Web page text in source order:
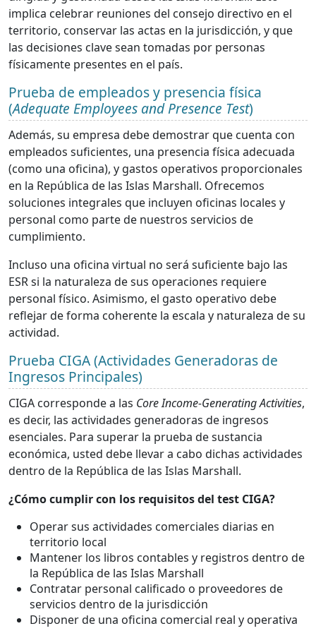
implica celebrar reuniones del consejo directivo en el
territorio, conservar las actas en la jurisdicción, y que
las decisiones clave sean tomadas por personas
físicamente presentes en el país.
Prueba de empleados y presencia física
(Adequate Employees and Presence Test)
Además, su empresa debe demostrar que cuenta con
empleados suficientes, una presencia física adecuada
(como una oficina), y gastos operativos proporcionales
en la República de las Islas Marshall. Ofrecemos
soluciones integrales que incluyen oficinas locales y
personal como parte de nuestros servicios de
cumplimiento.
Incluso una oficina virtual no será suficiente bajo las
ESR si la naturaleza de sus operaciones requiere
personal físico. Asimismo, el gasto operativo debe
reflejar de forma coherente la escala y naturaleza de su
actividad.
Prueba CIGA (Actividades Generadoras de
Ingresos Principales)
CIGA corresponde a las Core Income-Generating Activities,
es decir, las actividades generadoras de ingresos
esenciales. Para superar la prueba de sustancia
económica, usted debe llevar a cabo dichas actividades
dentro de la República de las Islas Marshall.
¿Cómo cumplir con los requisitos del test CIGA?
Operar sus actividades comerciales diarias en
territorio local
Mantener los libros contables y registros dentro de
la República de las Islas Marshall
Contratar personal calificado o proveedores de
servicios dentro de la jurisdicción
Disponer de una oficina comercial real y operativa